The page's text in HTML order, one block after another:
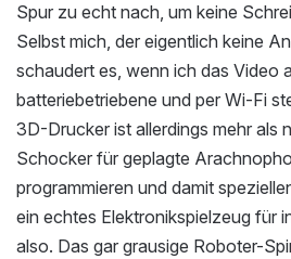
Spur zu echt nach, um keine
Selbst mich, der eigentlich keine
schaudert es, wenn ich das Video
batteriebetriebene und per Wi-Fi
3D-Drucker ist allerdings mehr als
Schocker für geplagte
programmieren und damit
ein echtes Elektronikspielzeug für
also. Das gar grausige Roboter-